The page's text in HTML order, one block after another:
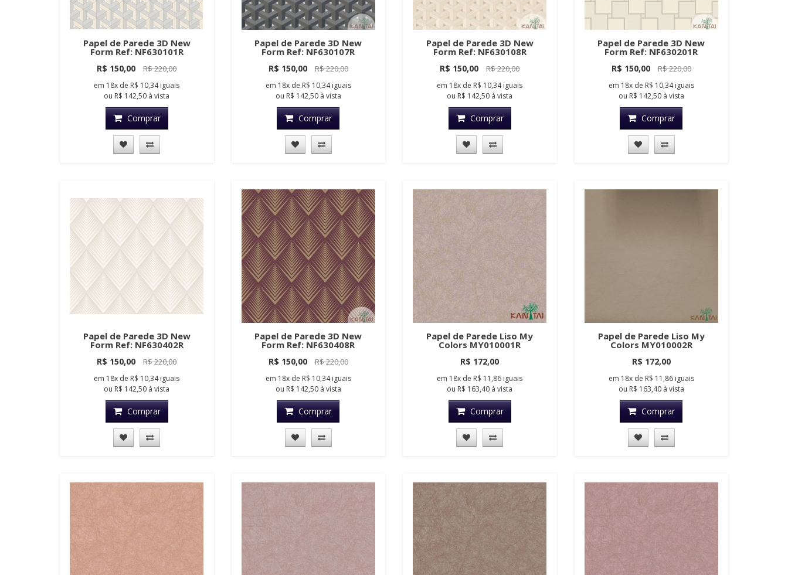
Papel de Parede 3D New
Form Ref: NF630101R
R$ 150,00 R$ 220,00
em 18x de R$ 10,34 iguais
ou R$ 142,50 à vista
Comprar
Papel de Parede 3D New
Form Ref: NF630107R
R$ 150,00 R$ 220,00
em 18xde R$ 10,34 iguais
ou R$ 142,50à vista
Comprar
Papel de Parede 3D New
Form Ref: NF630108R
R$ 150,00 R$ 220,00
em 18x de R$ 10,34 iguais
ou R$ 142,50 à vista
Comprar
Papel de Parede 3D New
Form Ref: NF630201R
R$ 150,00 R$ 220,00
em 18xde R$ 10,34 iguais
ou R$ 142,50à vista
Comprar
Papel de Parede 3D New
Form Ref: NF630402R
R$ 150,00 R$ 220,00
em 18x de R$ 10,34 iguais
ou R$ 142,50 à vista
Comprar
Papel de Parede 3D New
Form Ref: NF630408R
R$ 150,00 R$ 220,00
em 18xde R$ 10,34 iguais
ou R$ 142,50à vista
Comprar
Papel de Parede Liso My
Colors MY010001R
R$ 172,00
em 18x de R$ 11,86 iguais
ou R$ 163,40 à vista
Comprar
Papel de Parede Liso My
Colors MY010002R
R$ 172,00
em 18xde R$ 11,86 iguais
ou R$ 163,40à vista
Comprar